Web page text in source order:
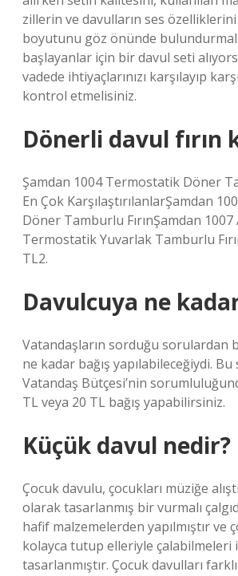
zillerin ve davulların ses
boyutunu göz önünde
başlayanlar için bir davul seti
vadede ihtiyaçlarınızı karşılayıp
kontrol etmelisiniz.
Dönerli davul fırın
Şamdan 1004 Termostatik Döner
En Çok KarşılaştırılanlarŞamdan
Döner Tamburlu FırınŞamdan 1007
Termostatik Yuvarlak Tamburlu
TL2.
Davulcuya ne
Vatandaşların sorduğu sorulardan
ne kadar bağış yapılabileceğiydi.
Vatandaş Bütçesi’nin
TL veya 20 TL bağış yapabilirsiniz.
Küçük davul nedir?
Çocuk davulu, çocukları müziğe
olarak tasarlanmış bir vurmalı
hafif malzemelerden yapılmıştır ve
kolayca tutup elleriyle çalabilmeleri
tasarlanmıştır. Çocuk davulları